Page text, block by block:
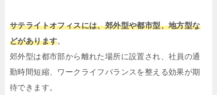
サテライトオフィスには、郊外型や都市型、地方型な
どがあります。
郊外型は都市部から離れた場所に設置され、社員の通
勤時間短縮、ワークライフバランスを整える効果が期
待できます。